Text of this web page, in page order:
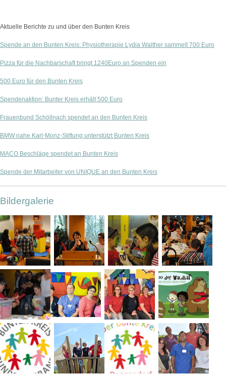
Aktuelle Berichte zu und über den Bunten Kreis
Spende an den Bunten Kreis: Physiotherapie Lydia Walther sammelt 700 Euro
Pizza für die Nachbarschaft bringt 1240Euro an Spenden ein
500 Euro für den Bunten Kreis
Spendenaktion: Bunter Kreis erhält 500 Euro
Frauenbund Schöllnach spendet an den Bunten Kreis
BMW nahe Karl-Monz-Stiftung unterstützt Bunten Kreis
MACO Beschläge spendet an Bunten Kreis
Spende der Mitarbeiter von UNIQUE an den Bunten Kreis
Bildergalerie